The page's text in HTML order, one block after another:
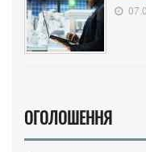
ОГОЛОШЕННЯ